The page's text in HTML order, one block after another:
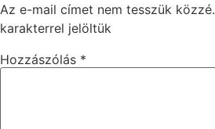
Az e-mail címet nem tesszük közzé.
karakterrel jelöltük
Hozzászólás *